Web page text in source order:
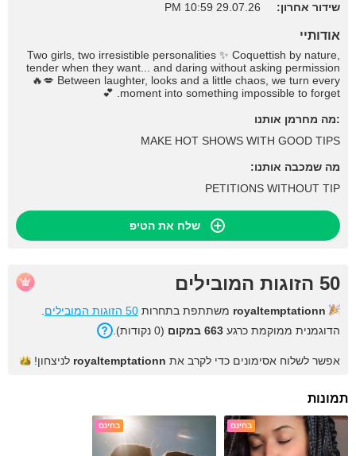
שידור אחרון: 29.07.26 10:59 PM
אודותיי
Two girls, two irresistible personalities ✨ Coquettish by nature,
tender when they want... and daring without asking permission
🔥💋 Between laughter, looks and a little chaos, we turn every
moment into something impossible to forget. 💕
:מה מחרמן אותנו
MAKE HOT SHOWS WITH GOOD TIPS
מה שמכבה אותנו:
PETITIONS WITHOUT TIP
שלח את הטיפ
50 הזוגות המובילים
royaltemptationn משתתפת בתחרות 50 הזוגות המובילים
הדוגמנית ממוקמת כרגע 663 במקום (0 נקודות).
אפשר לשלוח אסימונים כדי לקרב את royaltemptationn לניצחון!
תמונות
בחינם בחינם